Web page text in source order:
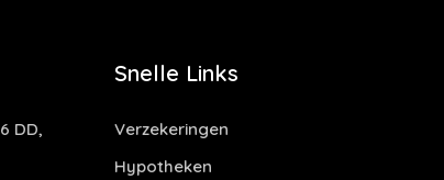
DD,
Snelle Links
Verzekeringen
Hypotheken